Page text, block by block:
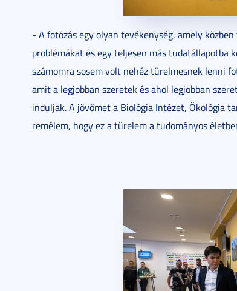
- A fotózás egy olyan tevékenység, amely
problémákat és egy teljesen más tudatállapotba
számomra sosem volt nehéz türelmesnek lenni
amit a legjobban szeretek és ahol legjobban
induljak. A jövőmet a Biológia Intézet, Ökológia
remélem, hogy ez a türelem a tudományos